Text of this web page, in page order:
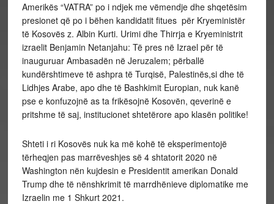
Amerikës “VATRA” po i ndjek me vëmendje dhe shqetësim
presionet që po i bëhen kandidatit fitues për Kryeministër
të Kosovës z. Albin Kurti. Urimi dhe Thirrja e Kryeministrit
izraelit Benjamin Netanjahu: Të pres në Izrael për të
inauguruar Ambasadën në Jeruzalem; përballë
kundërshtimeve të ashpra të Turqisë, Palestinës,si dhe të
Lidhjes Arabe, apo dhe të Bashkimit Europian, nuk kanë
pse e konfuzojnë as ta frikësojnë Kosovën, qeverinë e
pritshme të saj, institucionet shtetërore apo klasën politike!
Shteti i ri Kosovës nuk ka më kohë të eksperimentojë
tërheqjen pas marrëveshjes së 4 shtatorit 2020 në
Washington nën kujdesin e Presidentit amerikan Donald
Trump dhe të nënshkrimit të marrdhënieve diplomatike me
Izraelin me 1 Shkurt 2021.